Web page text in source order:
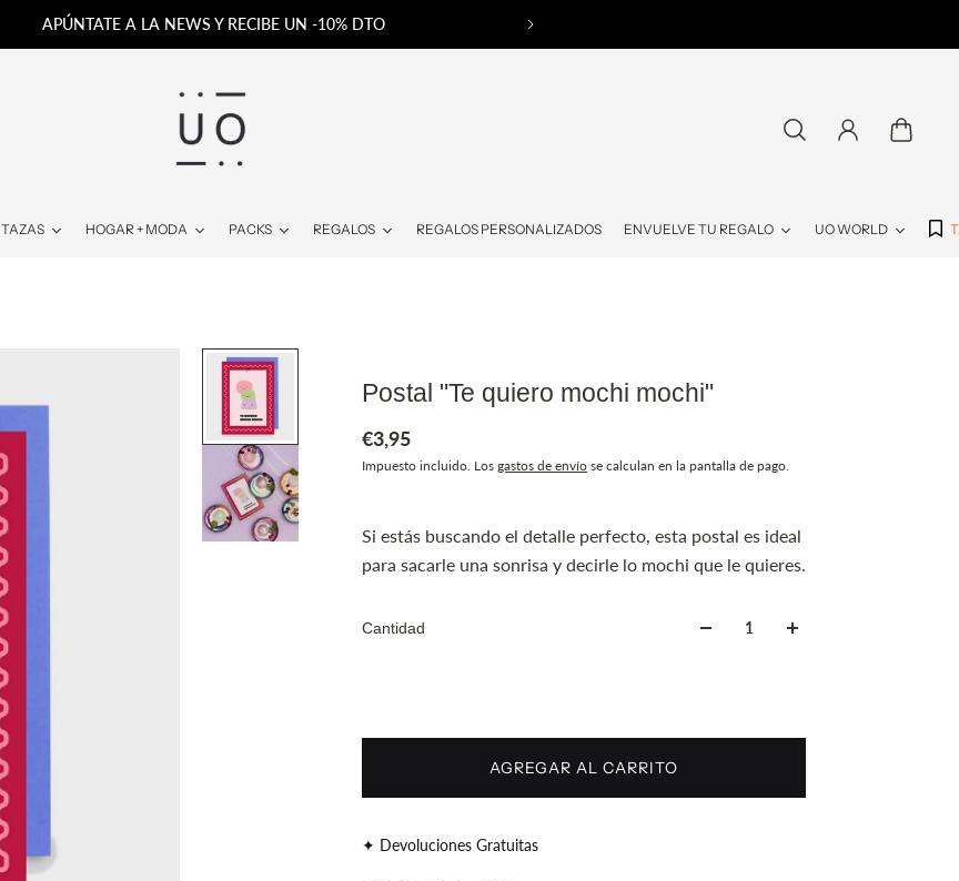
APÚNTATE A LA NEWS Y RECIBE UN -10% DTO
TAZAS HOGAR + MODA PACKS REGALOS REGALOS PERSONALIZADOS ENVUELVE TU REGALO UO WORLD
Postal "Te quiero mochi mochi"
€3,95
Impuesto incluido. Los gastos de envío se calculan en la pantalla de pago.
Si estás buscando el detalle perfecto, esta postal es ideal
para sacarle una sonrisa y decirle lo mochi que le quieres.
Cantidad
AGREGAR AL CARRITO
✦ Devoluciones Gratuitas